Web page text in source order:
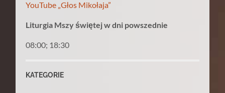
YouTube „Głos Mikołaja”
Liturgia Mszy świętej w dni powszednie
08:00; 18:30
KATEGORIE